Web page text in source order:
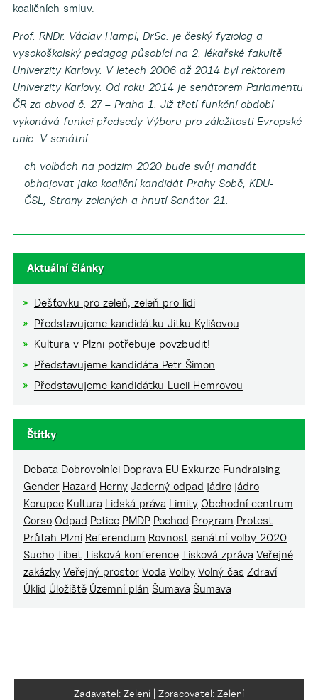
koaličních smluv.
Prof. RNDr. Václav Hampl, DrSc. je český fyziolog a
vysokoškolský pedagog působící na 2. lékařské fakultě
Univerzity Karlovy. V letech 2006 až 2014 byl rektorem
Univerzity Karlovy. Od roku 2014 je senátorem Parlamentu
ČR za obvod č. 27 – Praha 1. Již třetí funkční období
vykonává funkci předsedy Výboru pro záležitosti Evropské
unie. V senátní
ch volbách na podzim 2020 bude svůj mandát
obhajovat jako koaliční kandidát Prahy Sobě, KDU-
ČSL, Strany zelených a hnutí Senátor 21.
Aktuální články
Dešťovku pro zeleň, zeleň pro lidi
Představujeme kandidátku Jitku Kylišovou
Kultura v Plzni potřebuje povzbudit!
Představujeme kandidáta Petr Šimon
Představujeme kandidátku Lucii Hemrovou
Štítky
Debata Dobrovolníci Doprava EU Exkurze Fundraising
Gender Hazard Herny Jaderný odpad jádro jádro
Korupce Kultura Lidská práva Limity Obchodní centrum
Corso Odpad Petice PMDP Pochod Program Protest
Průtah Plzní Referendum Rovnost senátní volby 2020
Sucho Tibet Tisková konference Tisková zpráva Veřejné
zakázky Veřejný prostor Voda Volby Volný čas Zdraví
Úklid Úložiště Územní plán Šumava Šumava
Zadavatel: Zelení | Zpracovatel: Zelení